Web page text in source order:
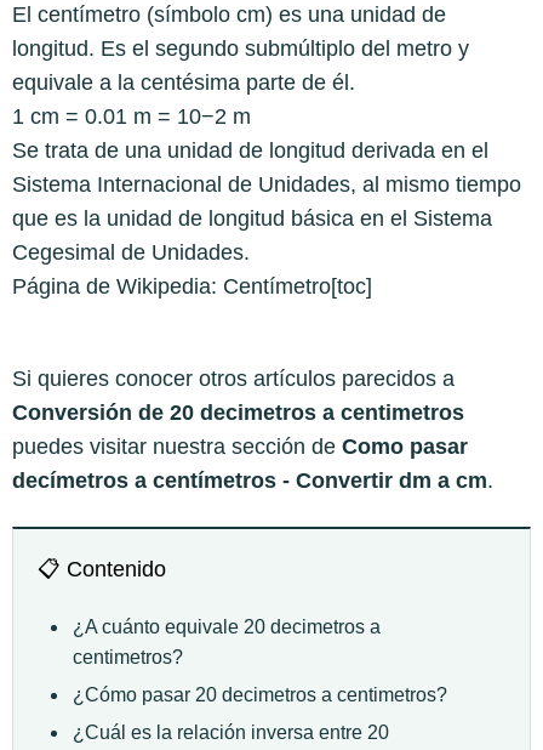
El centímetro (símbolo cm) es una unidad de
longitud. Es el segundo submúltiplo del metro y
equivale a la centésima parte de él.
1 cm = 0.01 m = 10−2 m
Se trata de una unidad de longitud derivada en el
Sistema Internacional de Unidades, al mismo tiempo
que es la unidad de longitud básica en el Sistema
Cegesimal de Unidades.
Página de Wikipedia: Centímetro[toc]
Si quieres conocer otros artículos parecidos a
Conversión de 20 decimetros a centimetros
puedes visitar nuestra sección de Como pasar
decímetros a centímetros - Convertir dm a cm.
📋 Contenido
¿A cuánto equivale 20 decimetros a
centimetros?
¿Cómo pasar 20 decimetros a centimetros?
¿Cuál es la relación inversa entre 20